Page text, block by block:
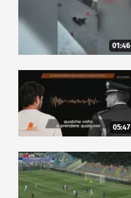
01:46
05:47